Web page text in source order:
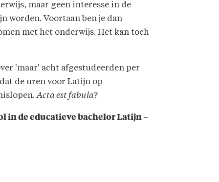
maar geen interesse in de
worden. Voortaan ben je dan
met het onderwijs. Het kan toch
'maar' acht afgestudeerden per
de uren voor Latijn op
Acta est fabula?
in de educatieve bachelor Latijn –